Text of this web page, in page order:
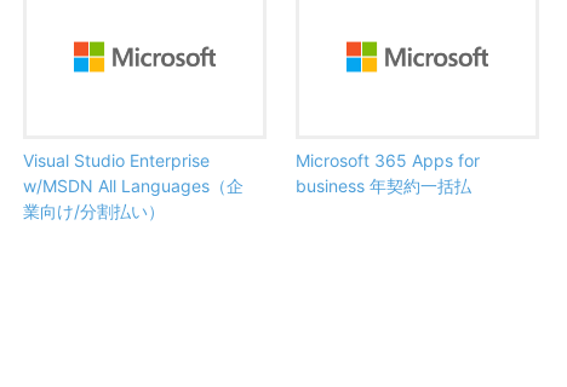
Visual Studio Enterprise
w/MSDN All Languages（企
業向け/分割払い）
Microsoft 365 Apps for
business 年契約一括払